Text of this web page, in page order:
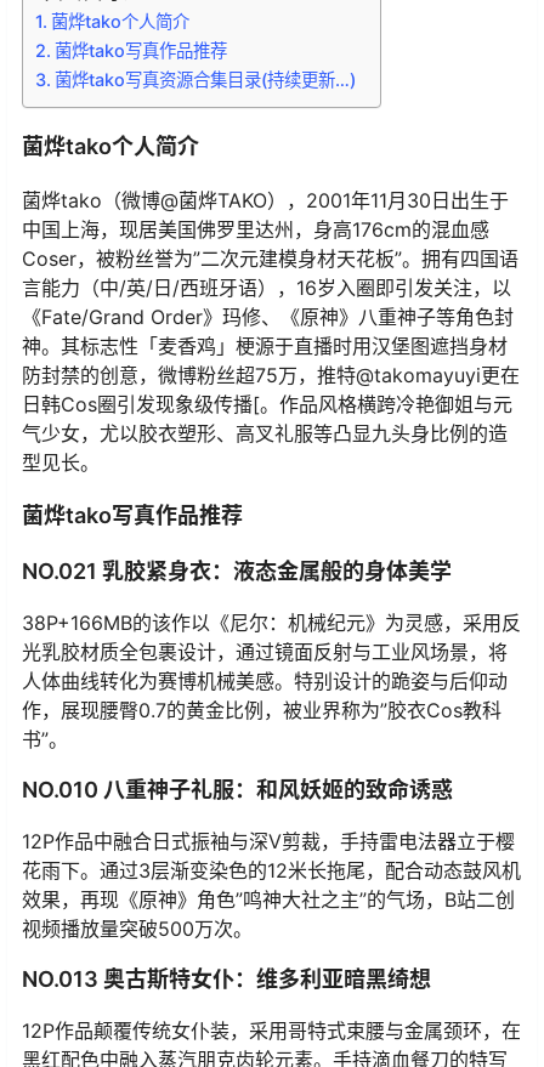
菌烨tako个人简介
菌烨tako写真作品推荐
菌烨tako写真资源合集目录(持续更新…)
菌烨tako个人简介
菌烨tako（微博@菌烨TAKO），2001年11月30日出生于
中国上海，现居美国佛罗里达州，身高176cm的混血感
Coser，被粉丝誉为”二次元建模身材天花板”。拥有四国语
言能力（中/英/日/西班牙语），16岁入圈即引发关注，以
《Fate/Grand Order》玛修、《原神》八重神子等角色封
神。其标志性「麦香鸡」梗源于直播时用汉堡图遮挡身材
防封禁的创意，微博粉丝超75万，推特@takomayuyi更在
日韩Cos圈引发现象级传播[。作品风格横跨冷艳御姐与元
气少女，尤以胶衣塑形、高叉礼服等凸显九头身比例的造
型见长。
菌烨tako写真作品推荐
NO.021 乳胶紧身衣：液态金属般的身体美学
38P+166MB的该作以《尼尔：机械纪元》为灵感，采用反
光乳胶材质全包裹设计，通过镜面反射与工业风场景，将
人体曲线转化为赛博机械美感。特别设计的跪姿与后仰动
作，展现腰臀0.7的黄金比例，被业界称为”胶衣Cos教科
书”。
NO.010 八重神子礼服：和风妖姬的致命诱惑
12P作品中融合日式振袖与深V剪裁，手持雷电法器立于樱
花雨下。通过3层渐变染色的12米长拖尾，配合动态鼓风机
效果，再现《原神》角色”鸣神大社之主”的气场，B站二创
视频播放量突破500万次。
NO.013 奥古斯特女仆：维多利亚暗黑绮想
12P作品颠覆传统女仆装，采用哥特式束腰与金属颈环，在
黑红配色中融入蒸汽朋克齿轮元素。手持滴血餐刀的特写